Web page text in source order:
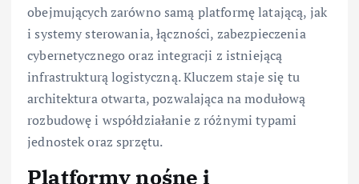
obejmujących zarówno samą platformę latającą, jak
i systemy sterowania, łączności, zabezpieczenia
cybernetycznego oraz integracji z istniejącą
infrastrukturą logistyczną. Kluczem staje się tu
architektura otwarta, pozwalająca na modułową
rozbudowę i współdziałanie z różnymi typami
jednostek oraz sprzętu.
Platformy nośne i